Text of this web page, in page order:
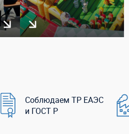
Соблюдаем ТР ЕАЭС
и ГОСТ Р